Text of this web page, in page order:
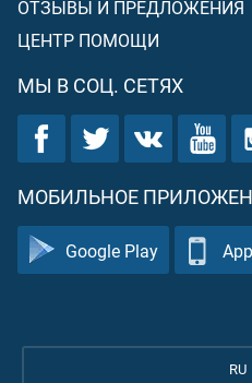
ОТЗЫВЫ И ПРЕДЛОЖЕНИЯ
ЦЕНТР ПОМОЩИ
МЫ В СОЦ. СЕТЯХ
МОБИЛЬНОЕ
Google Play
RU